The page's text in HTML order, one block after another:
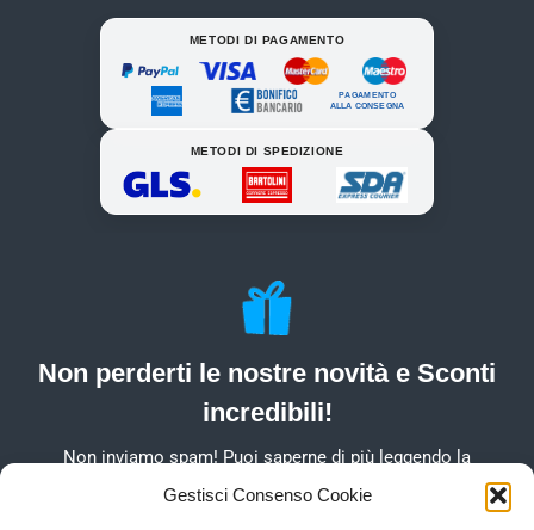
Gestisci Consenso Cookie
METODI DI PAGAMENTO
PAGAMENTO
ALLA CONSEGNA
METODI DI SPEDIZIONE
Non perderti le nostre novità e Sconti
incredibili!
Non inviamo spam! Puoi saperne di più leggendo la
nostra Informativa sulla privacy